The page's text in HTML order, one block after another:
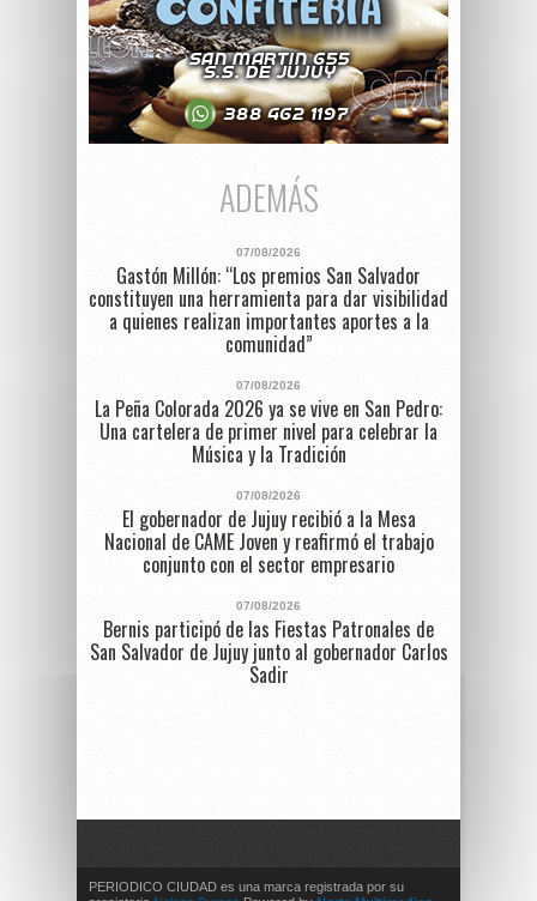
ADEMÁS
07/08/2026
Gastón Millón: “Los premios San Salvador
constituyen una herramienta para dar visibilidad
a quienes realizan importantes aportes a la
comunidad”
07/08/2026
La Peña Colorada 2026 ya se vive en San Pedro:
Una cartelera de primer nivel para celebrar la
Música y la Tradición
07/08/2026
El gobernador de Jujuy recibió a la Mesa
Nacional de CAME Joven y reafirmó el trabajo
conjunto con el sector empresario
07/08/2026
Bernis participó de las Fiestas Patronales de
San Salvador de Jujuy junto al gobernador Carlos
Sadir
PERIODICO CIUDAD es una marca registrada por su